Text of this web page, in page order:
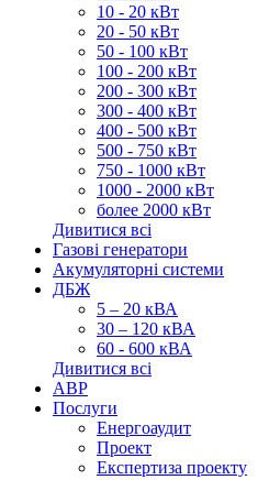
10 - 20 кВт
20 - 50 кВт
50 - 100 кВт
100 - 200 кВт
200 - 300 кВт
300 - 400 кВт
400 - 500 кВт
500 - 750 кВт
750 - 1000 кВт
1000 - 2000 кВт
более 2000 кВт
Дивитися всі
Газові генератори
Акумуляторні системи
ДБЖ
5 – 20 кВА
30 – 120 кВА
60 - 600 кВА
Дивитися всі
АВР
Послуги
Енергоаудит
Проект
Експертиза проекту